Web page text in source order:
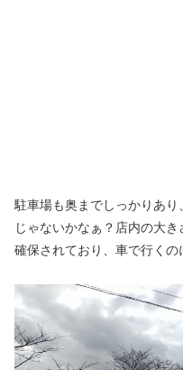
駐車場も奥までしっかりあ
じゃないかなぁ？店内の大
確保されており、車で行くの